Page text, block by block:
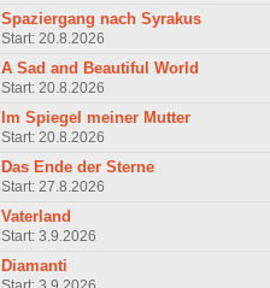
Spaziergang nach Syrakus
Start: 20.8.2026
A Sad and Beautiful World
Start: 20.8.2026
Im Spiegel meiner Mutter
Start: 20.8.2026
Das Ende der Sterne
Start: 27.8.2026
Vaterland
Start: 3.9.2026
Diamanti